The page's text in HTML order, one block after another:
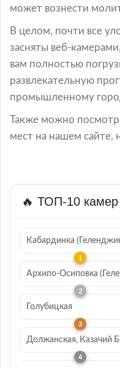
может вознести
В целом, почти все
засняты веб-
вам полностью
развлекательную
промышленному
Также можно
мест на нашем сайте,
🔥 ТОП-10 камер
Кабардинка
Архипо-Осиповка
Голубицкая
Должанская, Казачий